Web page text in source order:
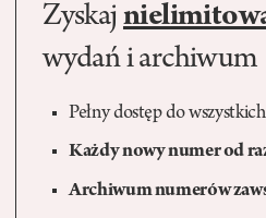
Zyskaj
wydań i archiwum
Pełny dostęp do
Każdy nowy numer od
Archiwum numerów